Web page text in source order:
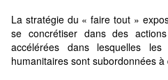
La stratégie du « faire tout »
se concrétiser dans des
accélérées dans lesquelles
humanitaires sont subordonnées